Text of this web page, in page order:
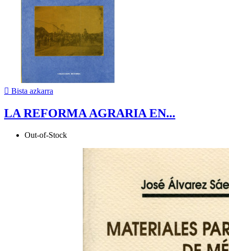
 Bista azkarra
LA REFORMA AGRARIA EN...
Out-of-Stock